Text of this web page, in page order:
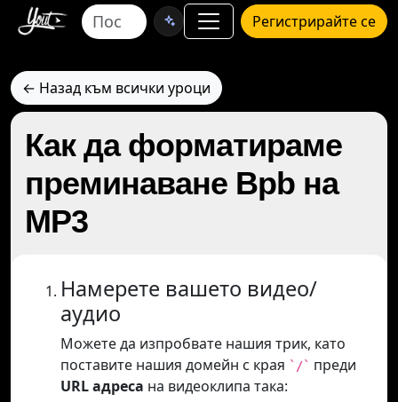
Регистрирайте се
← Назад към всички уроци
Как да форматираме
преминаване Bpb на
MP3
Намерете вашето видео/
аудио
Можете да изпробвате нашия трик, като
поставите нашия домейн с края `/` преди
URL адреса на видеоклипа така: